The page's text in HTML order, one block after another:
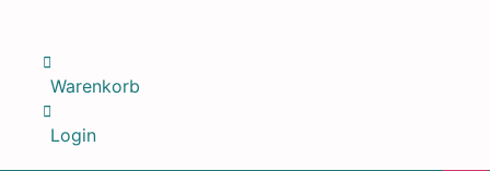
Warenkorb
Login